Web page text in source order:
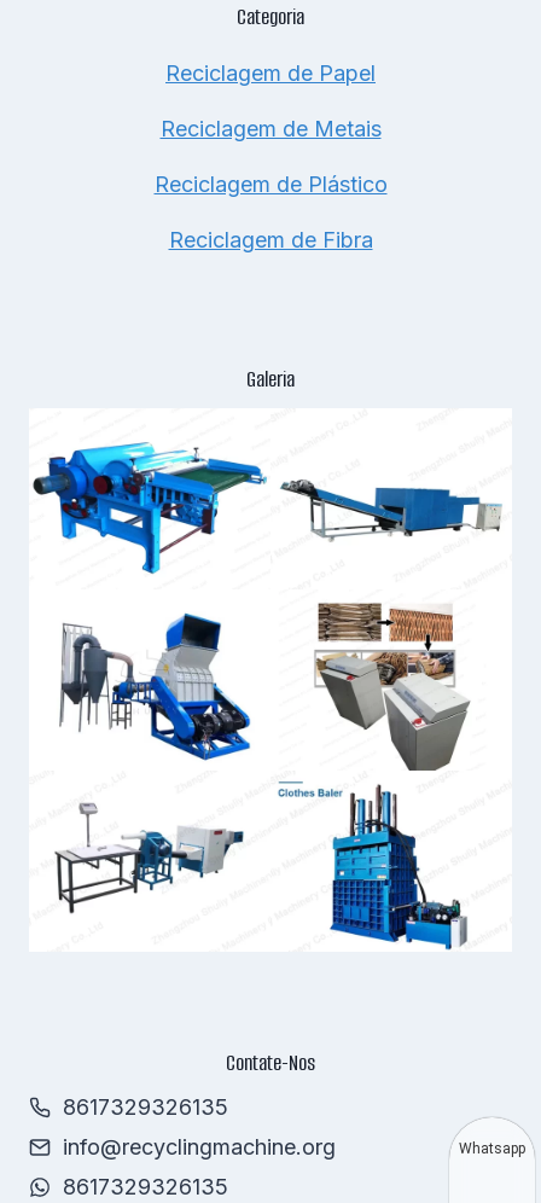
Categoria
Reciclagem de Papel
Reciclagem de Metais
Reciclagem de Plástico
Reciclagem de Fibra
Galeria
Contate-Nos
8617329326135
info@recyclingmachine.org
8617329326135
Whatsapp